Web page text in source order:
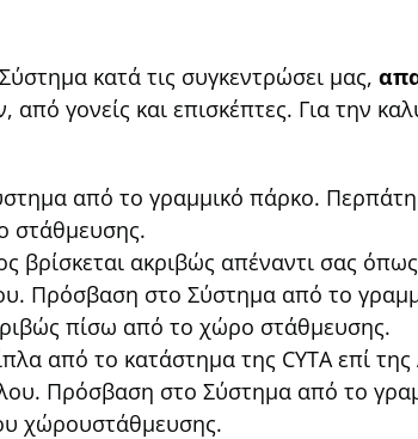
κατά τις συγκεντρώσει μας,
γονείς και επισκέπτες. Για την
από το γραμμικό πάρκο.
στάθμευσης.
βρίσκεται ακριβώς απέναντι σας
Πρόσβαση στο Σύστημα από το
πίσω από το χώρο στάθμευσης.
από το κατάστημα της CYTA επί
Πρόσβαση στο Σύστημα από το
χώρουστάθμευσης.